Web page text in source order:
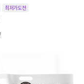
최저가도전